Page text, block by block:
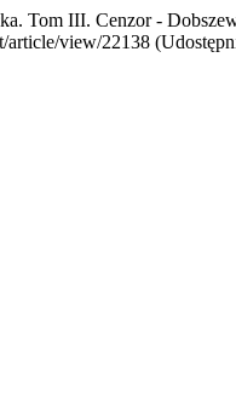
Tom III. Cenzor -
article/view/22138